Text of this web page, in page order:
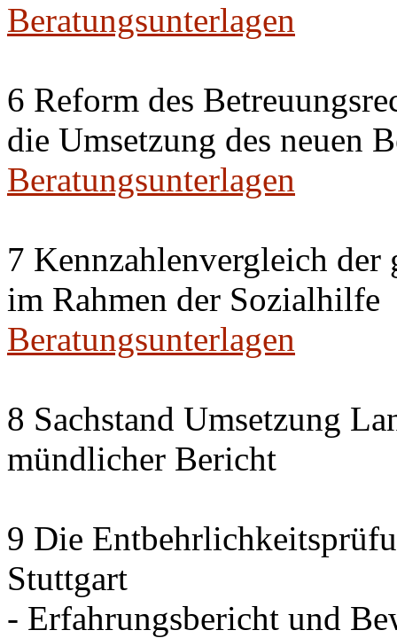
Beratungsunterlagen
6 Reform des
die Umsetzung des neuen
Beratungsunterlagen
7 Kennzahlenvergleich
im Rahmen der Sozialhilfe
Beratungsunterlagen
8 Sachstand Umsetzung
mündlicher Bericht
9 Die
Stuttgart
- Erfahrungsbericht und